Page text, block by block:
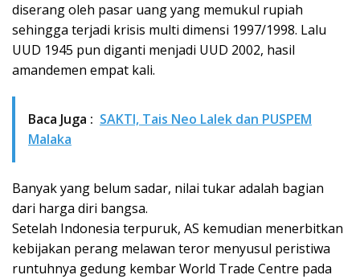
diserang oleh pasar uang yang memukul rupiah
sehingga terjadi krisis multi dimensi 1997/1998. Lalu
UUD 1945 pun diganti menjadi UUD 2002, hasil
amandemen empat kali.
Baca Juga : SAKTI, Tais Neo Lalek dan PUSPEM
Malaka
Banyak yang belum sadar, nilai tukar adalah bagian
dari harga diri bangsa.
Setelah Indonesia terpuruk, AS kemudian menerbitkan
kebijakan perang melawan teror menyusul peristiwa
runtuhnya gedung kembar World Trade Centre pada